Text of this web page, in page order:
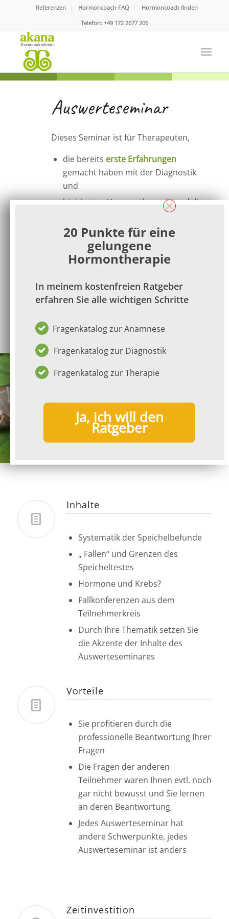
Referenzen Hormoncoach-FAQ
Hormoncoach finden
Telefon: +49 172 2677 206
Auswerteseminar
Dieses Seminar ist für Therapeuten,
die bereits erste Erfahrungen
gemacht haben mit der Diagnostik
und
bioidenten Hormontherapie und die
Befundung trainieren möchten
sowie
die Ableitung der individuellen
bioidenten Hormontherapie
Welche Indikationen dabei besprochen
mitgebrachten Fällen.
Inhalte
Systematik der Speichelbefunde
„ Fallen“ und Grenzen des
Speicheltestes
Hormone und Krebs?
Fallkonferenzen aus dem
Teilnehmerkreis
Durch Ihre Thematik setzen Sie
die Akzente der Inhalte des
Auswerteseminares
Vorteile
Sie profitieren durch die
professionelle Beantwortung Ihrer
Fragen
Die Fragen der anderen
Teilnehmer waren Ihnen evtl. noch
gar nicht bewusst und Sie lernen
an deren Beantwortung
Jedes Auswerteseminar hat
andere Schwerpunkte, jedes
Auswerteseminar ist anders
Zeitinvestition
20 Punkte für eine
gelungene
Hormontherapie
In meinem kostenfreien Ratgeber
erfahren Sie alle wichtigen Schritte
Fragenkatalog zur Anamnese
Fragenkatalog zur Diagnostik
Fragenkatalog zur Therapie
Ja, ich will den
Ratgeber